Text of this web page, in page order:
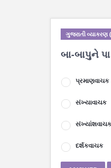
ગુજરાતી
બા-બાપુને
પ્રમાણવાચક
સંખ્યાવાચક
સંખ્યાંશવાચક
દર્શકવાચક